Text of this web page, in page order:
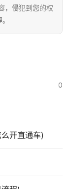
，侵犯到您的权
0
开直通车)